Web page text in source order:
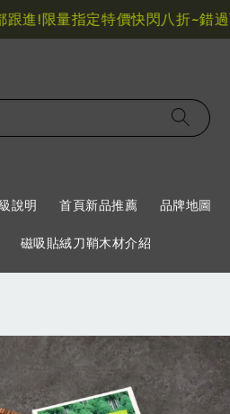
!限量指定特價快閃八折~錯過可
說明 首頁新品推薦 品牌地圖
磁吸貼絨刀鞘木材介紹